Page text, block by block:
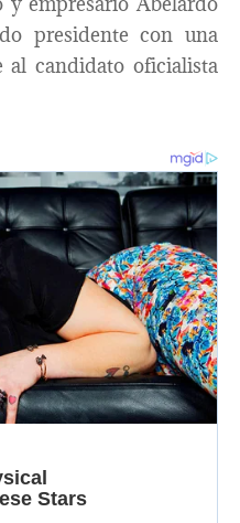
presidente con una
al candidato oficialista